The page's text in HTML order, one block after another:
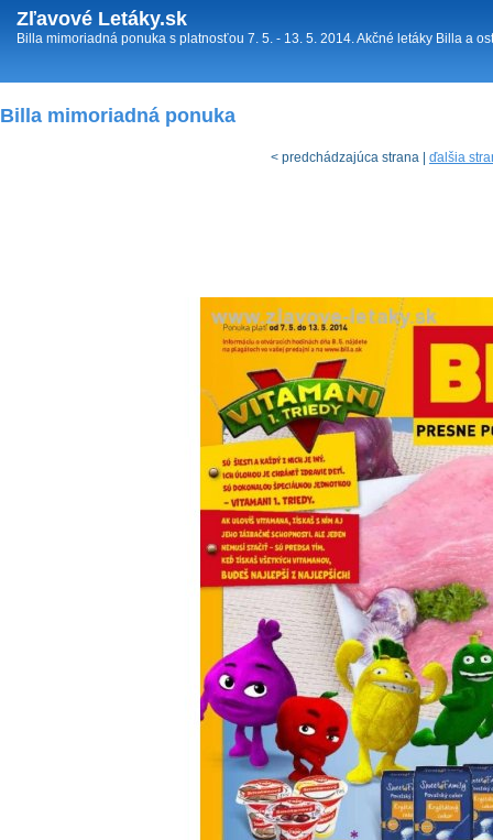
Zľavové Letáky.sk
Billa mimoriadná ponuka s platnosťou 7. 5. - 13. 5. 2014. Akčné letáky Billa a
Billa mimoriadná ponuka
< predchádzajúca strana | ďalšia